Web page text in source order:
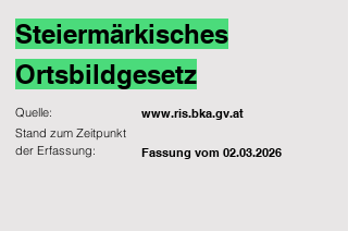
Steiermärkisches
Ortsbildgesetz
Quelle: www.ris.bka.gv.at
Fassung vom 02.03.2026
Stand zum Zeitpunkt
der Erfassung: